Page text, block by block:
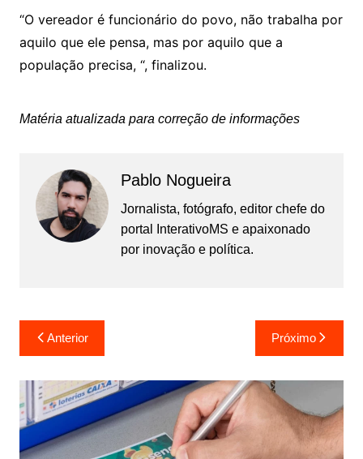
“O vereador é funcionário do povo, não trabalha por
aquilo que ele pensa, mas por aquilo que a
população precisa, “, finalizou.
Matéria atualizada para correção de informações
Pablo Nogueira
Jornalista, fotógrafo, editor chefe do
portal InterativoMS e apaixonado
por inovação e política.
Navegação
de
Post
Anterior Próximo